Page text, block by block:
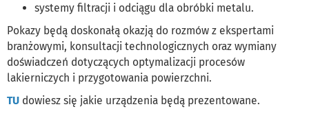
systemy filtracji i odciągu dla obróbki metalu.
Pokazy będą doskonałą okazją do rozmów z ekspertami
branżowymi, konsultacji technologicznych oraz wymiany
doświadczeń dotyczących optymalizacji procesów
lakierniczych i przygotowania powierzchni.
TU dowiesz się jakie urządzenia będą prezentowane.